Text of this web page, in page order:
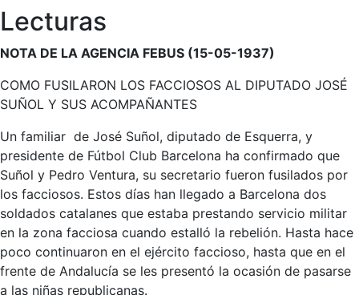
Lecturas
NOTA DE LA AGENCIA FEBUS (15-05-1937)
COMO FUSILARON LOS FACCIOSOS AL DIPUTADO JOSÉ
SUÑOL Y SUS ACOMPAÑANTES
Un familiar de José Suñol, diputado de Esquerra, y
presidente de Fútbol Club Barcelona ha confirmado que
Suñol y Pedro Ventura, su secretario fueron fusilados por
los facciosos. Estos días han llegado a Barcelona dos
soldados catalanes que estaba prestando servicio militar
en la zona facciosa cuando estalló la rebelión. Hasta hace
poco continuaron en el ejército faccioso, hasta que en el
frente de Andalucía se les presentó la ocasión de pasarse
a las niñas republicanas.